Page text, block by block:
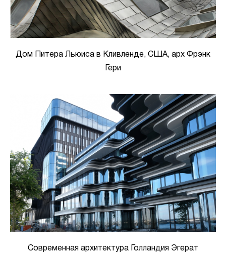
Дом Питера Льюиса в Кливленде, США, арх Фрэнк
Гери
Современная архитектура Голландия Эгерат